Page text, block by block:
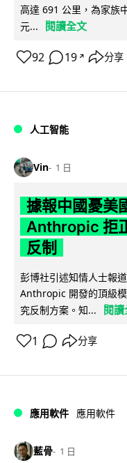
高達 691 公里，為家族
元...
閱讀全文
92 19 ↗ 分享
人工智能
Vin 1 日
據報中國憂美
Anthropic 拒
反制
彭博社引述知情人士報
Anthropic 開發的頂級
究反制方案。知...
閱
1 分享
應用軟件 應用軟件
藍骨 1 日